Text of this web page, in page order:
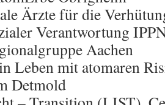
Ärzte für die
Verantwortung
Aachen
Leben mit atomaren
Detmold